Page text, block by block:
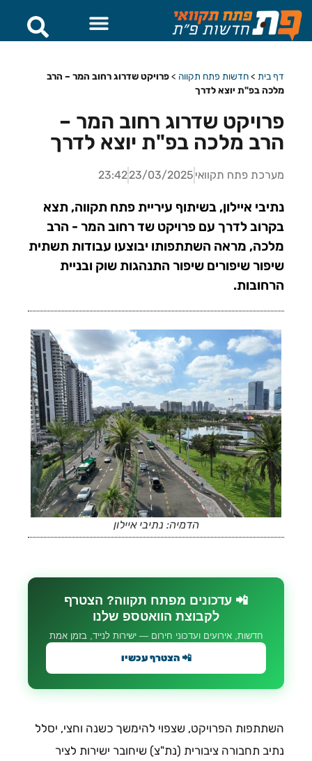
דף בית >חדשות פתח תקווה >פרויקט שדרוג רחוב המר – הרב
מלכה בפ"ת יוצא לדרך
פרויקט שדרוג רחוב המר –
הרב מלכה בפ"ת יוצא לדרך
מערכת פתח תקוואי 23/03/2025
23:42
נתיבי איילון, בשיתוף עיריית פתח תקווה, תצא
בקרוב לדרך עם פרויקט שד רחוב המר - הרב
מלכה, מראה השתתפותו יבוצעו עבודות תשתית
שיפור שיפורים שיפור התנהגות שוק ובניית
הרחובות.
הדמיה: נתיבי איילון
📲 עדכונים מפתח תקווה? הצטרף
לקבוצת הוואטספ שלנו
חדשות, אירועים ועדכוני חירום — ישירות לנייד, בזמן אמת
📲 הצטרף עכשיו
השתתפות הפרויקט, שצפוי להימשך כשנה וחצי, יסלל
נתיב תחבורה ציבורית (נת"צ) שיחובר ישירות לציר